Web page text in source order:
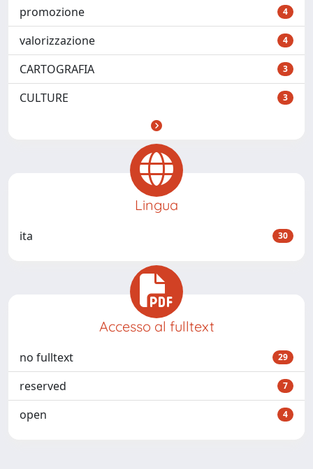
promozione 4
valorizzazione 4
CARTOGRAFIA 3
CULTURE 3
Lingua
ita 30
Accesso al fulltext
no fulltext 29
reserved 7
open 4